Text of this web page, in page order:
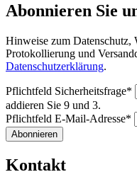
Abonnieren Sie
Hinweise zum Datenschutz,
Protokollierung und
Datenschutzerklärung.
Pflichtfeld Sicherheitsfrage*
addieren Sie 9 und 3.
Pflichtfeld E-Mail-Adresse*
Abonnieren
Kontakt